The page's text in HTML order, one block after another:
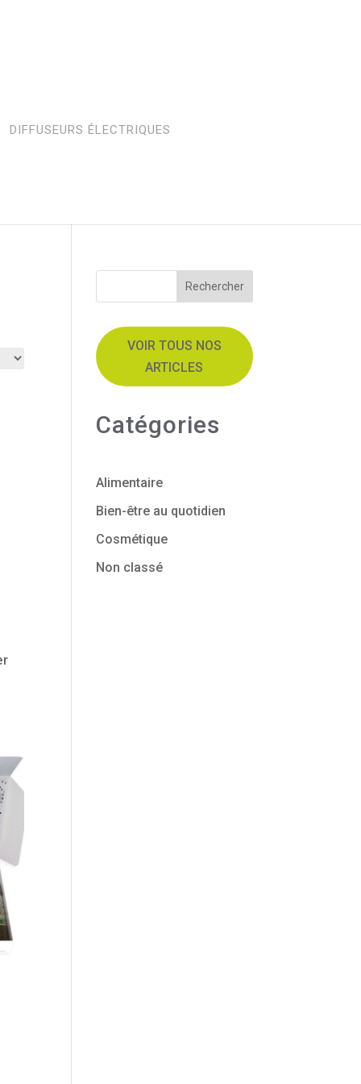
DIFFUSEURS ÉLECTRIQUES
Rechercher
VOIR TOUS NOS
ARTICLES
Catégories
Alimentaire
Bien-être au quotidien
Cosmétique
Non classé